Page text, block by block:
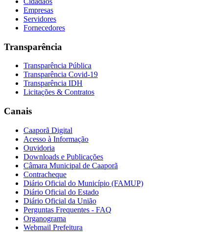
Empresas
Servidores
Fornecedores
Transparência
Transparência Pública
Transparência Covid-19
Transparência IDH
Licitações & Contratos
Canais
Caaporã Digital
Acesso à Informação
Ouvidoria
Downloads e Publicações
Câmara Municipal de Caaporã
Contracheque
Diário Oficial do Município (FAMUP)
Diário Oficial do Estado
Diário Oficial da União
Perguntas Frequentes - FAQ
Organograma
Webmail Prefeitura